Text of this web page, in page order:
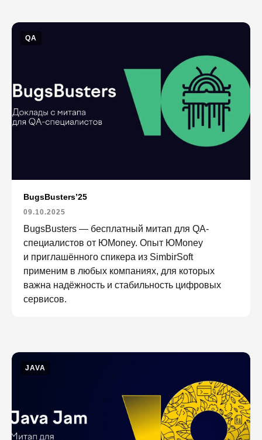
QA
BugsBusters’25
09.10.2025
BugsBusters — бесплатный митап для QA-
специалистов от ЮMoney. Опыт ЮMoney
и приглашённого спикера из SimbirSoft
применим в любых компаниях, для которых
важна надёжность и стабильность цифровых
сервисов.
JAVA